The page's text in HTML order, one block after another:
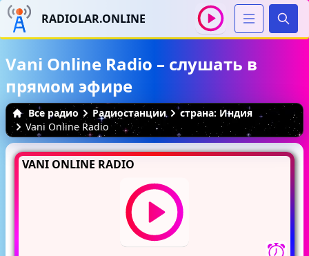
RADIOLAR.ONLINE
Vani Online Radio – слушать в
прямом эфире
Все радио Радиостанции
страна: Индия
Vani Online Radio
VANI ONLINE RADIO